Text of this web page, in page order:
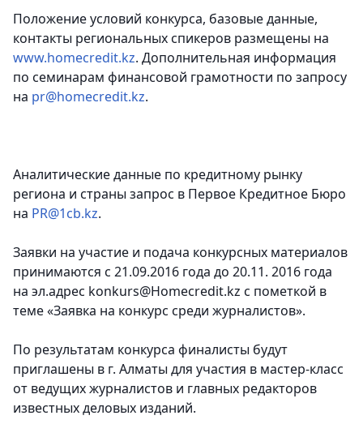
Положение условий конкурса, базовые данные,
контакты региональных спикеров размещены на
www.homecredit.kz. Дополнительная информация
по семинарам финансовой грамотности по запросу
на pr@homecredit.kz.
Аналитические данные по кредитному рынку
региона и страны запрос в Первое Кредитное Бюро
на PR@1cb.kz.
Заявки на участие и подача конкурсных материалов
принимаются с 21.09.2016 года до 20.11. 2016 года
на эл.адрес konkurs@Homecredit.kz с пометкой в
теме «Заявка на конкурс среди журналистов».
По результатам конкурса финалисты будут
приглашены в г. Алматы для участия в мастер-класс
от ведущих журналистов и главных редакторов
известных деловых изданий.